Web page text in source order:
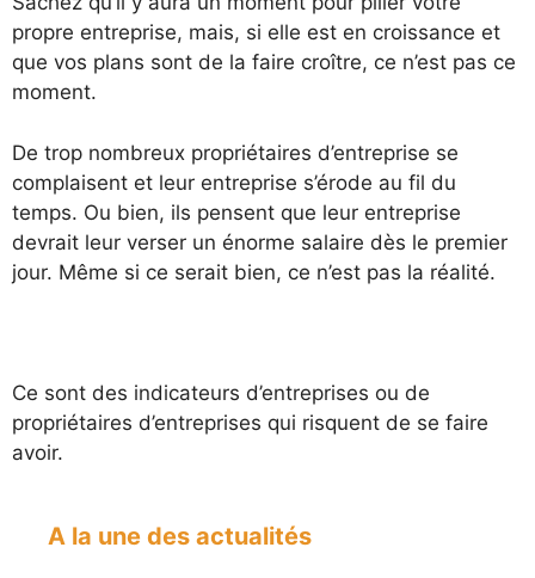
propre entreprise, mais, si elle est en croissance et
que vos plans sont de la faire croître, ce n’est pas ce
moment.
De trop nombreux propriétaires d’entreprise se
complaisent et leur entreprise s’érode au fil du
temps. Ou bien, ils pensent que leur entreprise
devrait leur verser un énorme salaire dès le premier
jour. Même si ce serait bien, ce n’est pas la réalité.
Ce sont des indicateurs d’entreprises ou de
propriétaires d’entreprises qui risquent de se faire
avoir.
A la une des actualités